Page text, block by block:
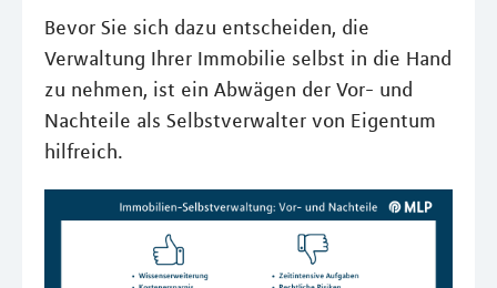
Bevor Sie sich dazu entscheiden, die
Verwaltung Ihrer Immobilie selbst in die Hand
zu nehmen, ist ein Abwägen der Vor- und
Nachteile als Selbstverwalter von Eigentum
hilfreich.